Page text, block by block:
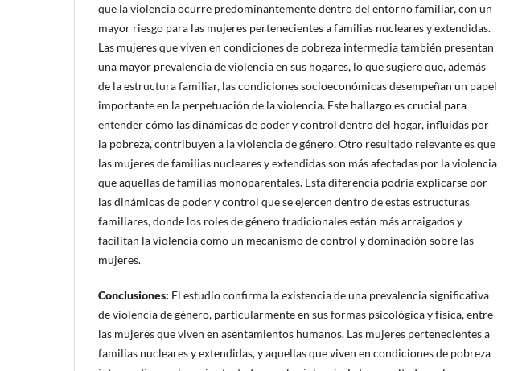
que la violencia ocurre predominantemente dentro del entorno familiar, con un
mayor riesgo para las mujeres pertenecientes a familias nucleares y extendidas.
Las mujeres que viven en condiciones de pobreza intermedia también presentan
una mayor prevalencia de violencia en sus hogares, lo que sugiere que, además
de la estructura familiar, las condiciones socioeconómicas desempeñan un papel
importante en la perpetuación de la violencia. Este hallazgo es crucial para
entender cómo las dinámicas de poder y control dentro del hogar, influidas por
la pobreza, contribuyen a la violencia de género. Otro resultado relevante es que
las mujeres de familias nucleares y extendidas son más afectadas por la violencia
que aquellas de familias monoparentales. Esta diferencia podría explicarse por
las dinámicas de poder y control que se ejercen dentro de estas estructuras
familiares, donde los roles de género tradicionales están más arraigados y
facilitan la violencia como un mecanismo de control y dominación sobre las
mujeres.
Conclusiones: El estudio confirma la existencia de una prevalencia significativa
de violencia de género, particularmente en sus formas psicológica y física, entre
las mujeres que viven en asentamientos humanos. Las mujeres pertenecientes a
familias nucleares y extendidas, y aquellas que viven en condiciones de pobreza